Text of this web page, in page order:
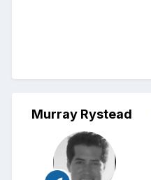
Murray Rystead